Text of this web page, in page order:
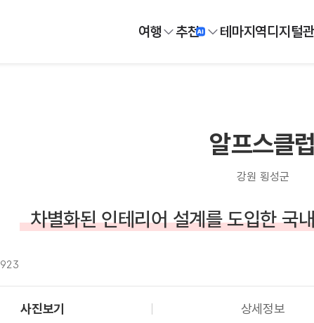
여행 추천 테마지역디지털
알프스클럽
강원 횡성군
차별화된 인테리어 설계를 도입한 국
923
사진보기 상세정보